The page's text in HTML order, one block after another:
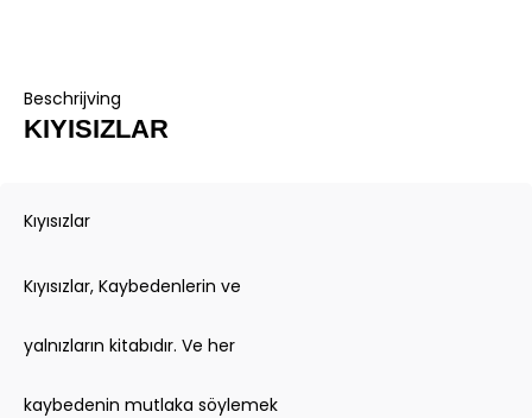
Beschrijving
KIYISIZLAR
Kıyısızlar
Kıyısızlar, Kaybedenlerin ve
yalnızların kitabıdır. Ve her
kaybedenin mutlaka söylemek